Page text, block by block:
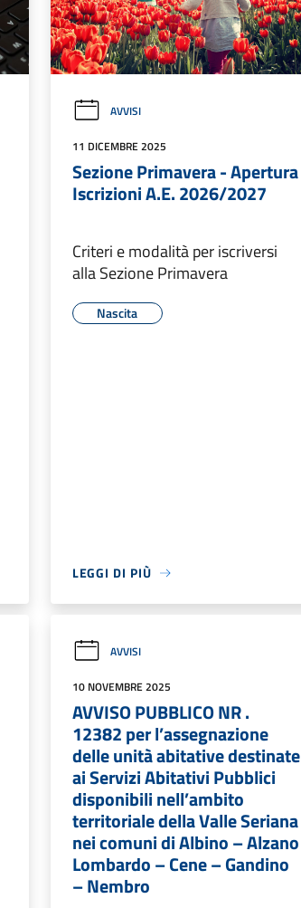
AVVISI
11 DICEMBRE 2025
Sezione Primavera - Apertura
Iscrizioni A.E. 2026/2027
Criteri e modalità per iscriversi
alla Sezione Primavera
Nascita
LEGGI DI PIÙ
AVVISI
10 NOVEMBRE 2025
AVVISO PUBBLICO NR .
12382 per l’assegnazione
delle unità abitative destinate
ai Servizi Abitativi Pubblici
disponibili nell’ambito
territoriale della Valle Seriana
nei comuni di Albino – Alzano
Lombardo – Cene – Gandino
– Nembro